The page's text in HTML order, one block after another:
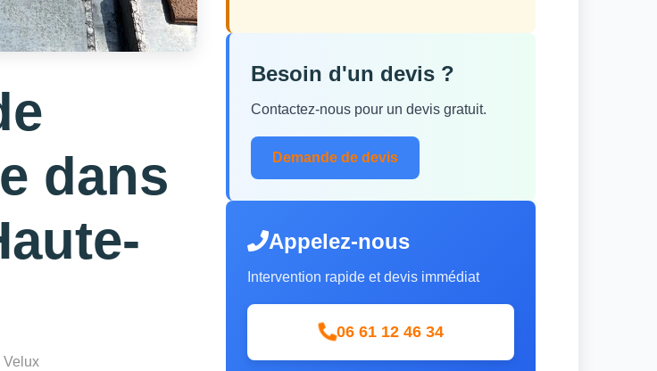
dans
Velux
Besoin d'un devis ?
Contactez-nous pour un devis gratuit.
Demande de devis
Appelez-nous
Intervention rapide et devis immédiat
06 61 12 46 34